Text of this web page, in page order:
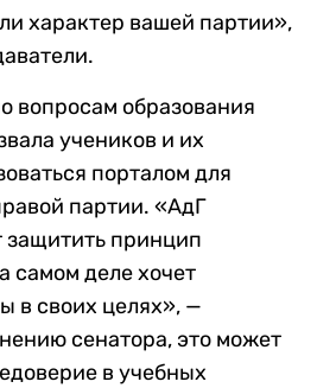
характер вашей партии»,
вопросам образования
учеников и их
порталом для
партии. «АдГ
защитить принцип
самом деле хочет
в своих целях», —
сенатора, это может
в учебных